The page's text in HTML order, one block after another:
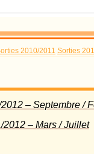
2010/2011 Sorties
– Septembre /
2012 – Mars / Juillet